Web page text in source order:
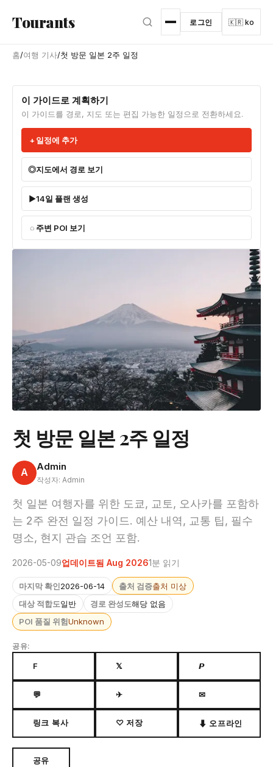
Tourants 로그인 🇰🇷 ko
홈/여행 기사/첫 방문 일본 2주 일정
이 가이드로 계획하기
이 가이드를 경로, 지도 또는 편집 가능한 일정으로 전환하세요.
일정에 추가
지도에서 경로 보기
14일 플랜 생성
주변 POI 보기
첫 방문 일본 2주 일정
A Admin
작성자: Admin
첫 일본 여행자를 위한 도쿄, 교토, 오사카를 포함하
는 2주 완전 일정 가이드. 예산 내역, 교통 팁, 필수
명소, 현지 관습 조언 포함.
2026-05-09업데이트됨 Aug 20261분 읽기
마지막 확인2026-06-14 출처 검증출처 미상
대상 적합도일반 경로 완성도해당 없음
POI 품질 위험Unknown
공유:
F 𝕏 𝙋
💬 ✈ ✉
링크 복사 ♡ 저장 ⬇ 오프라인
공유